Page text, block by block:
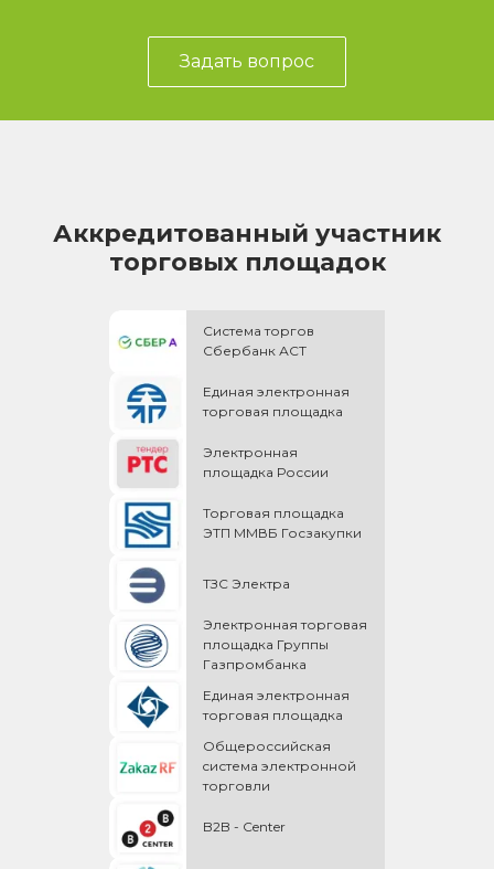
Задать вопрос
Аккредитованный участник
торговых площадок
Система торгов
Сбербанк АСТ
Единая электронная
торговая площадка
Электронная
площадка России
Торговая площадка
ЭТП ММВБ Госзакупки
ТЗС Электра
Электронная торговая
площадка Группы
Газпромбанка
Единая электронная
торговая площадка
Общероссийская
cистема электронной
торговли
B2B - Center